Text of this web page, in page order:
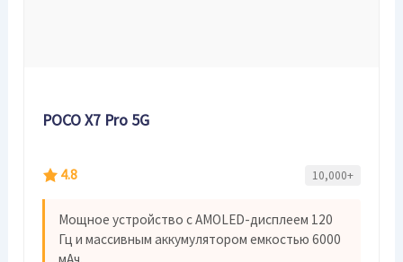
POCO X7 Pro 5G
4.8 10,000+
Мощное устройство с AMOLED-дисплеем 120
Гц и массивным аккумулятором емкостью 6000